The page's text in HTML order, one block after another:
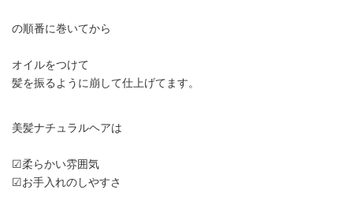
の順番に巻いてから
オイルをつけて
髪を振るように崩して仕上げてます。
美髪ナチュラルヘアは
☑︎柔らかい雰囲気
☑︎お手入れのしやすさ